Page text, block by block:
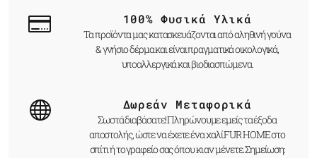
100% Φυσικά Υλικά
Τα προϊόντα μας κατασκευάζονται από αληθινή γούνα
& γνήσιο δέρμα και είναι πραγματικά οικολογικά,
υποαλλεργικά και βιοδιασπώμενα.
Δωρεάν Μεταφορικά
Σωστά διαβάσατε! Πληρώνουμε εμείς τα έξοδα
αποστολής, ώστε να έχετε ένα χαλί FUR HOME στο
σπίτι ή το γραφείο σας όπου κι αν μένετε. Σημείωση: